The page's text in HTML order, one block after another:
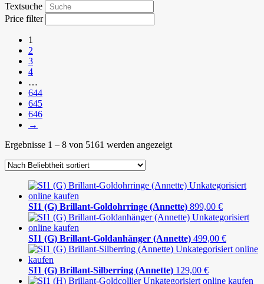
Textsuche
Price filter
1
2
3
4
…
644
645
646
→
Ergebnisse 1 – 8 von 5161 werden angezeigt
SI1 (G) Brillant-Goldohrringe (Annette) 899,00 €
SI1 (G) Brillant-Goldanhänger (Annette) 499,00 €
SI1 (G) Brillant-Silberring (Annette) 129,00 €